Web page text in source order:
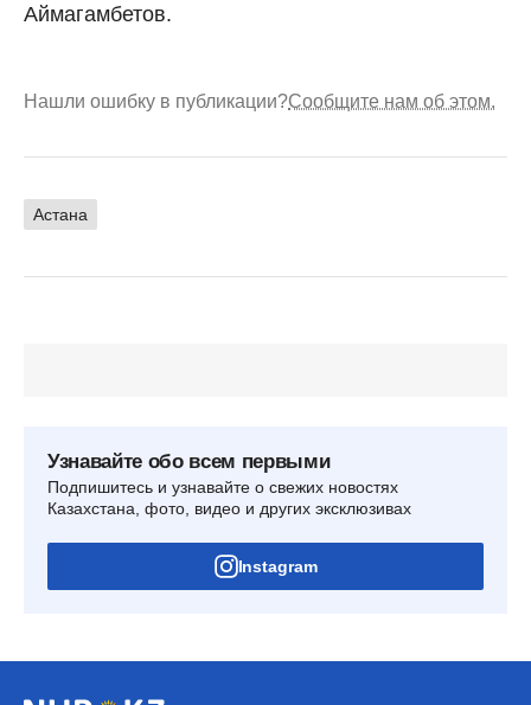
Аймагамбетов.
Нашли ошибку в публикации?Сообщите нам об этом.
Астана
Узнавайте обо всем первыми
Подпишитесь и узнавайте о свежих новостях
Казахстана, фото, видео и других эксклюзивах
Instagram